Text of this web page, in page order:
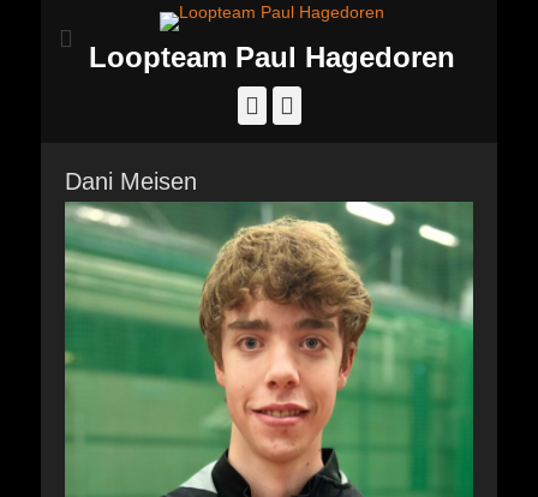
Loopteam Paul Hagedoren
Facebook
Dani Meisen